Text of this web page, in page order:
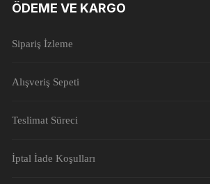
ÖDEME VE KARGO
Sipariş İzleme
Alışveriş Sepeti
Teslimat Süreci
İptal İade Koşulları